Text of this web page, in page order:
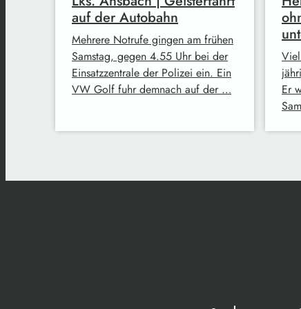
auf der Autobahn
Mehrere Notrufe gingen am frühen
Samstag, gegen 4.55 Uhr bei der
Einsatzzentrale der Polizei ein. Ein
VW Golf fuhr demnach auf der …
Er